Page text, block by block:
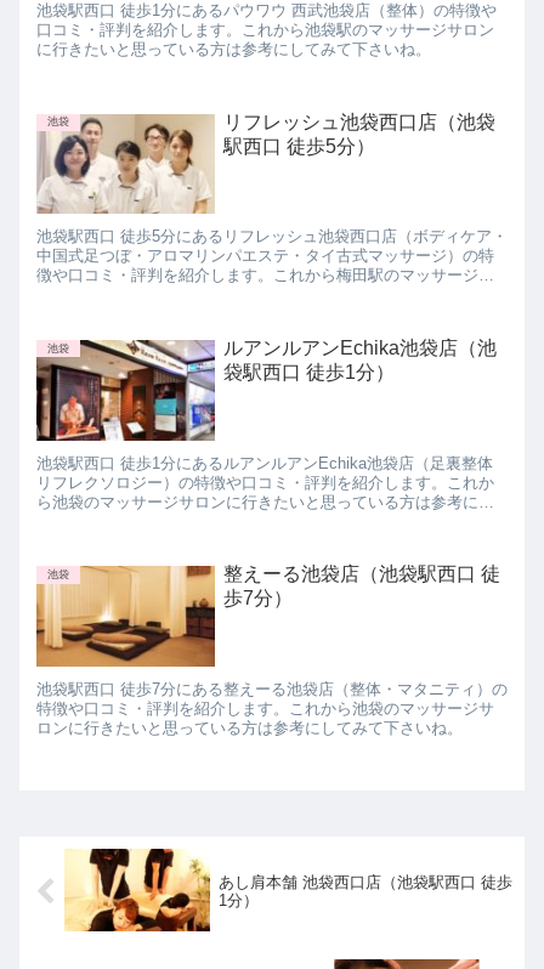
池袋駅西口 徒歩1分にあるパウワウ 西武池袋店（整体）の特徴や
口コミ・評判を紹介します。これから池袋駅のマッサージサロン
に行きたいと思っている方は参考にしてみて下さいね。
池袋
リフレッシュ池袋西口店（池袋
駅西口 徒歩5分）
池袋駅西口 徒歩5分にあるリフレッシュ池袋西口店（ボディケア・
中国式足つぼ・アロマリンパエステ・タイ古式マッサージ）の特
徴や口コミ・評判を紹介します。これから梅田駅のマッサージサ
池袋
ルアンルアンEchika池袋店（池
袋駅西口 徒歩1分）
池袋駅西口 徒歩1分にあるルアンルアンEchika池袋店（足裏整体
リフレクソロジー）の特徴や口コミ・評判を紹介します。これか
ら池袋のマッサージサロンに行きたいと思っている方は参考にし
池袋
整えーる池袋店（池袋駅西口 徒
歩7分）
池袋駅西口 徒歩7分にある整えーる池袋店（整体・マタニティ）の
特徴や口コミ・評判を紹介します。これから池袋のマッサージサ
ロンに行きたいと思っている方は参考にしてみて下さいね。
あし肩本舗 池袋西口店（池袋駅西口 徒歩
1分）